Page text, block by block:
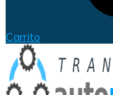
Carrito